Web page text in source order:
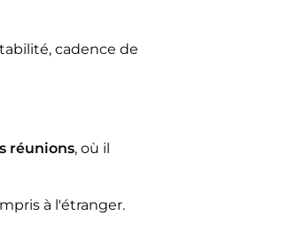
cadence de
réunions, où il
à l'étranger.